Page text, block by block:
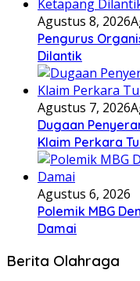
Agustus 8, 2026
Pengurus
Dilantik
Agustus 7, 2026
Dugaan
Klaim Perkara
Agustus 6, 2026
Polemik MBG
Damai
Berita Olahraga